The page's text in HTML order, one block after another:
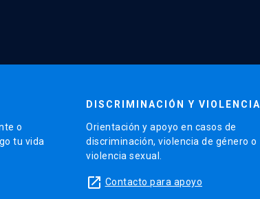
o
tu vida
DISCRIMINACIÓN Y VIOLENCIA
Orientación y apoyo en casos de
discriminación, violencia de género o
violencia sexual.
launch Contacto para apoyo